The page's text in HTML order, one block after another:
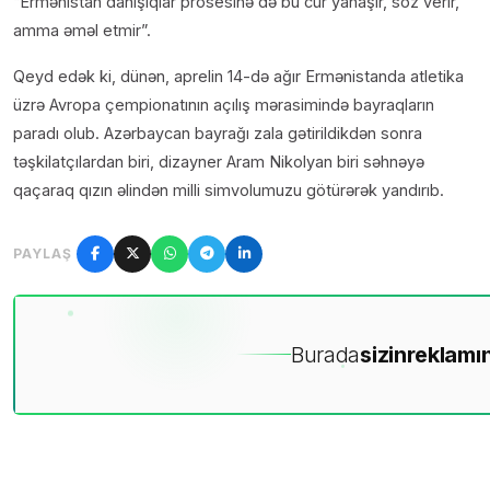
amma əməl etmir”.
Qeyd edək ki, dünən, aprelin 14-də ağır Ermənistanda atletika
üzrə Avropa çempionatının açılış mərasimində bayraqların
paradı olub. Azərbaycan bayrağı zala gətirildikdən sonra
təşkilatçılardan biri, dizayner Aram Nikolyan biri səhnəyə
qaçaraq qızın əlindən milli simvolumuzu götürərək yandırıb.
PAYLAŞ
Buradasizin